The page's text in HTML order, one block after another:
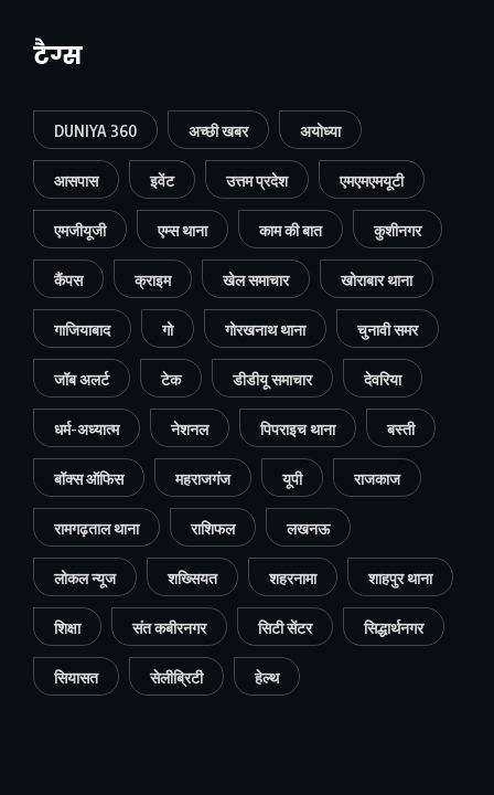
टैग्स
DUNIYA 360 अच्छी खबर अयोध्या
आसपास इवेंट उत्तम प्रदेश एमएमएमयूटी
एमजीयूजी एम्स थाना काम की बात कुशीनगर
कैंपस क्राइम खेल समाचार खोराबार थाना
गाजियाबाद गो गोरखनाथ थाना चुनावी समर
जॉब अलर्ट टेक डीडीयू समाचार देवरिया
धर्म-अध्यात्म नेशनल पिपराइच थाना बस्ती
बॉक्स ऑफिस महराजगंज यूपी राजकाज
रामगढ़ताल थाना राशिफल लखनऊ
लोकल न्यूज शख्सियत शहरनामा शाहपुर थाना
शिक्षा संत कबीरनगर सिटी सेंटर सिद्धार्थनगर
सियासत सेलीब्रिटी हेल्थ